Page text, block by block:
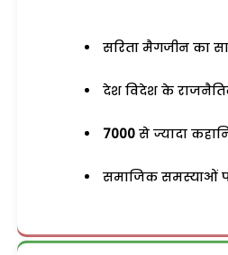
सरिता मैगजीन का
देश विदेश के
7000 से ज्यादा
समाजिक समस्याओं